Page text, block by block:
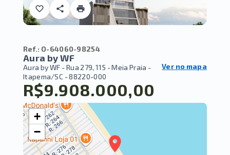
Ref.: O-64060-98254
Aura by WF
Aura by WF -Rua 279, 115 - Meia Praia -
Itapema/SC - 88220-000
Ver no mapa
R$9.908.000,00
+
−